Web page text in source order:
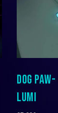
DOG
LUMI